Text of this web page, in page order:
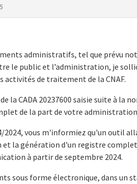
administratifs, tel que prévu
le public et l’administration, je
de traitement de la CNAF.
la CADA 20237600 saisie suite à la
de la part de votre
2024, vous m'informiez qu'un outil
et la génération d'un registre
à partir de septembre 2024.
sous forme électronique, dans un